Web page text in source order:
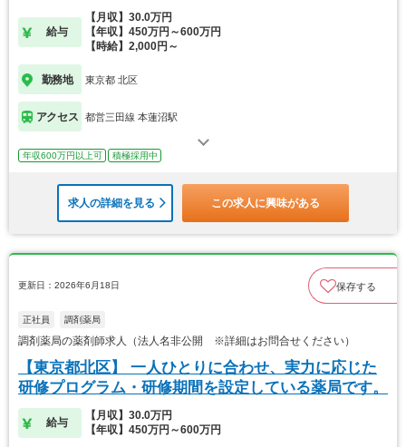
給与
【月収】30.0万円
【年収】450万円～600万円
【時給】2,000円～
勤務地 東京都 北区
アクセス 都営三田線 本蓮沼駅
年収600万円以上可 積極採用中
求人の詳細を見る この求人に興味がある
更新日：2026年6月18日 保存する
正社員 調剤薬局
調剤薬局の薬剤師求人（法人名非公開 ※詳細はお問合せください）
【東京都北区】 一人ひとりに合わせ、実力に応じた
研修プログラム・研修期間を設定している薬局です。
給与
【月収】30.0万円
【年収】450万円～600万円